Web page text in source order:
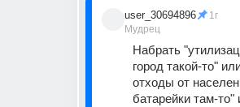
user_30694896
Мудрец
1г
Набрать
город такой-то"
отходы от
батарейки там-то"